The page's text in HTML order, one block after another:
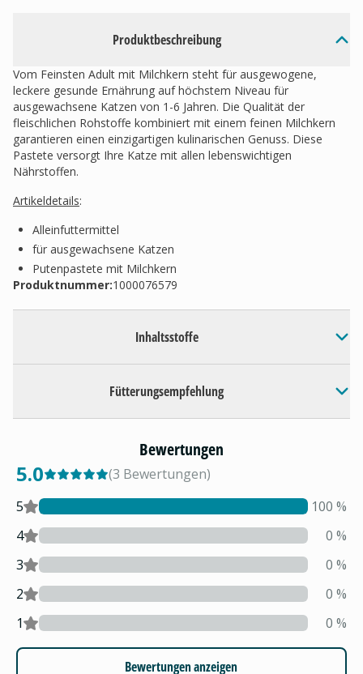
Produktbeschreibung
Vom Feinsten Adult mit Milchkern steht für ausgewogene,
leckere gesunde Ernährung auf höchstem Niveau für
ausgewachsene Katzen von 1-6 Jahren. Die Qualität der
fleischlichen Rohstoffe kombiniert mit einem feinen Milchkern
garantieren einen einzigartigen kulinarischen Genuss. Diese
Pastete versorgt Ihre Katze mit allen lebenswichtigen
Nährstoffen.
Artikeldetails:
Alleinfuttermittel
für ausgewachsene Katzen
Putenpastete mit Milchkern
Produktnummer:1000076579
Inhaltsstoffe
Fütterungsempfehlung
Bewertungen
5.0 (3 Bewertungen)
5
100 %
4
0 %
3
0 %
2
0 %
1
0 %
Bewertungen anzeigen